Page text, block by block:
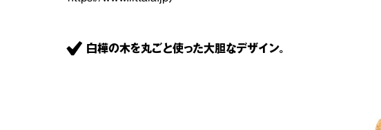
白樺の木を丸ごと使った大胆なデザイン。